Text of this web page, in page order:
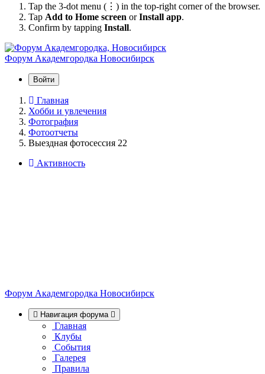
Tap the 3-dot menu (⋮) in the top-right corner of the browser.
Tap Add to Home screen orInstall app.
Confirm by tapping Install.
Форум Академгородка Новосибирск
Войти
Главная
Хобби и увлечения
Фотография
Фотоотчеты
Выездная фотосессия 22
Активность
Форум Академгородка Новосибирск
Навигация форума
Главная
Клубы
События
Галерея
Правила